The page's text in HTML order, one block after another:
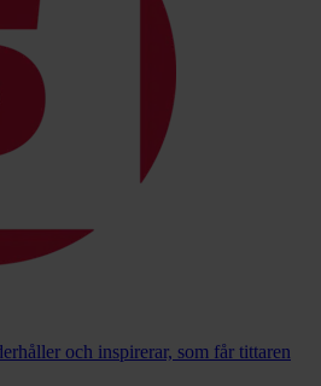
och inspirerar, som får tittaren